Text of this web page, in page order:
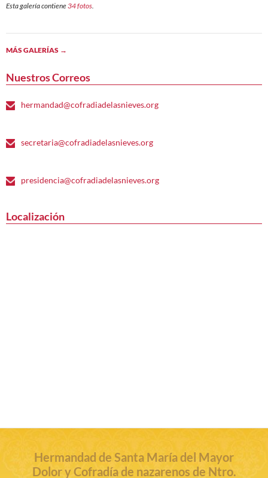
Esta galería contiene34 fotos
MÁS GALERÍAS →
Nuestros Correos
hermandad@cofradiadelasnieves.org
secretaria@cofradiadelasnieves.org
presidencia@cofradiadelasnieves.org
Localización
Hermandad de Santa María del Mayor
Dolor y Cofradía de nazarenos de Ntro.